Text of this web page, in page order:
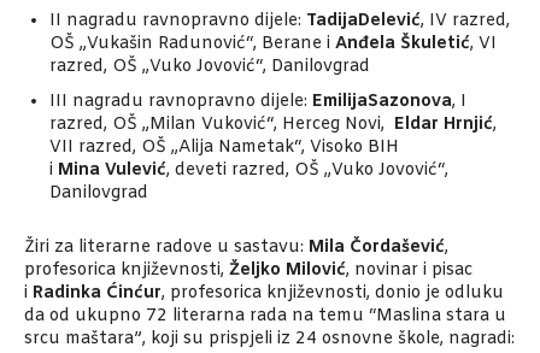
II nagradu ravnopravno dijele: TadijaDelević, IV razred,
OŠ „Vukašin Radunović“, Berane i Anđela Škuletić, VI
razred, OŠ „Vuko Jovović“, Danilovgrad
III nagradu ravnopravno dijele: EmilijaSazonova, I
razred, OŠ „Milan Vuković“, Herceg Novi, Eldar Hrnjić,
VII razred, OŠ „Alija Nametak“, Visoko BIH
i Mina Vulević, deveti razred, OŠ „Vuko Jovović“,
Danilovgrad
Žiri za literarne radove u sastavu: Mila Čordašević,
profesorica književnosti, Željko Milović, novinar i pisac
i Radinka Ćinćur, profesorica književnosti, donio je odluku
da od ukupno 72 literarna rada na temu “Maslina stara u
srcu maštara”, koji su prispjeli iz 24 osnovne škole, nagradi: